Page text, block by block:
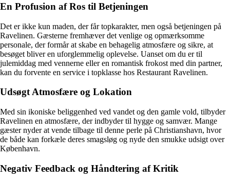
En Profusion af Ros til Betjeningen
Det er ikke kun maden, der får topkarakter, men også betjeningen på
Ravelinen. Gæsterne fremhæver det venlige og opmærksomme
personale, der formår at skabe en behagelig atmosfære og sikre, at
besøget bliver en uforglemmelig oplevelse. Uanset om du er til
julemiddag med vennerne eller en romantisk frokost med din partner,
kan du forvente en service i topklasse hos Restaurant Ravelinen.
Udsøgt Atmosfære og Lokation
Med sin ikoniske beliggenhed ved vandet og den gamle vold, tilbyder
Ravelinen en atmosfære, der indbyder til hygge og samvær. Mange
gæster nyder at vende tilbage til denne perle på Christianshavn, hvor
de både kan forkæle deres smagsløg og nyde den smukke udsigt over
København.
Negativ Feedback og Håndtering af Kritik